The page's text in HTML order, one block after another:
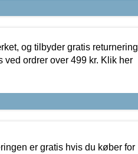
og tilbyder gratis returnering
ved ordrer over 499 kr. Klik her
er gratis hvis du køber for